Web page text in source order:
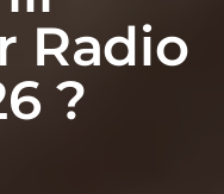
Radio
?